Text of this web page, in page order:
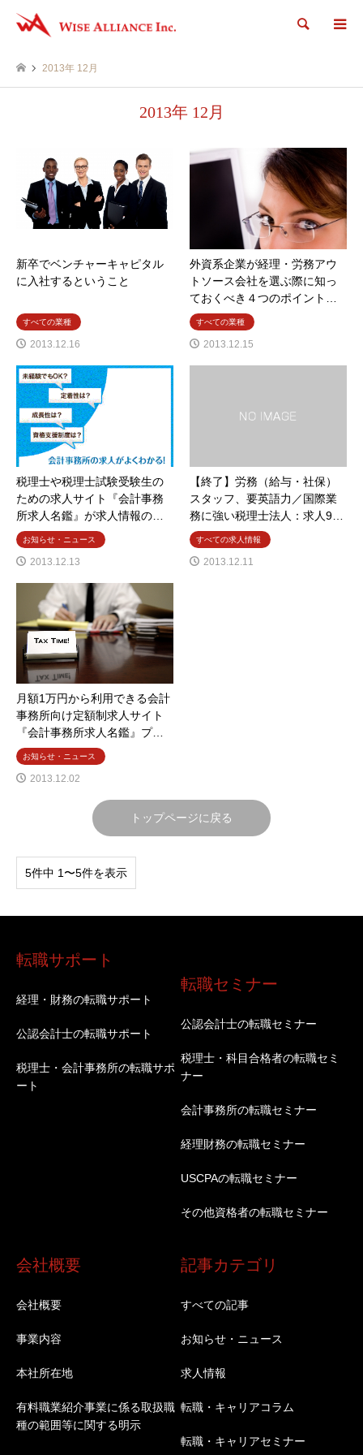
検索
2013年 12月
2013年 12月
新卒でベンチャーキャピタル
に入社するということ
すべての業種
2013.12.16
外資系企業が経理・労務アウ
トソース会社を選ぶ際に知っ
ておくべき４つのポイント…
すべての業種
2013.12.15
税理士や税理士試験受験生の
ための求人サイト『会計事務
所求人名鑑』が求人情報の…
お知らせ・ニュース
2013.12.13
【終了】労務（給与・社保）
スタッフ、要英語力／国際業
務に強い税理士法人：求人9…
すべての求人情報
2013.12.11
月額1万円から利用できる会計
事務所向け定額制求人サイト
『会計事務所求人名鑑』プ…
お知らせ・ニュース
2013.12.02
トップページに戻る
5件中 1〜5件を表示
転職サポート
経理・財務の転職サポート
公認会計士の転職サポート
税理士・会計事務所の転職サポ
ート
転職セミナー
公認会計士の転職セミナー
税理士・科目合格者の転職セミ
ナー
会計事務所の転職セミナー
経理財務の転職セミナー
USCPAの転職セミナー
その他資格者の転職セミナー
会社概要
会社概要
事業内容
本社所在地
有料職業紹介事業に係る取扱職
種の範囲等に関する明示
記事カテゴリ
すべての記事
お知らせ・ニュース
求人情報
転職・キャリアコラム
転職・キャリアセミナー